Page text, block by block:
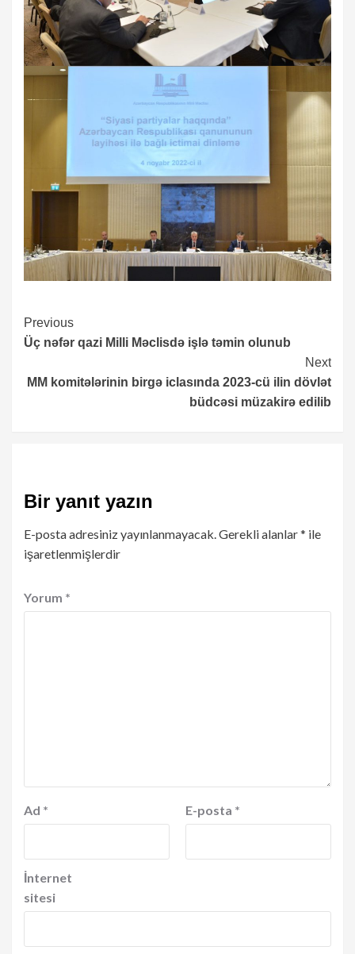
Continue
Reading
Previous
Üç nəfər qazi Milli Məclisdə işlə təmin olunub
Next
MM komitələrinin birgə iclasında 2023-cü ilin dövlət
büdcəsi müzakirə edilib
Bir yanıt yazın
E-posta adresiniz yayınlanmayacak.Gerekli alanlar* ile
işaretlenmişlerdir
Yorum *
Ad * E-posta *
İnternet
sitesi